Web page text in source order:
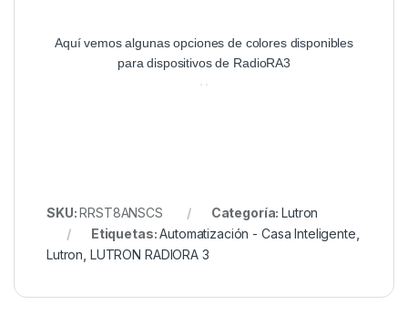
Aquí vemos algunas opciones de colores disponibles
para dispositivos de RadioRA3
SKU:RRST8ANSCS Categoría:Lutron
Etiquetas:Automatización - Casa Inteligente
Lutron LUTRON RADIORA 3